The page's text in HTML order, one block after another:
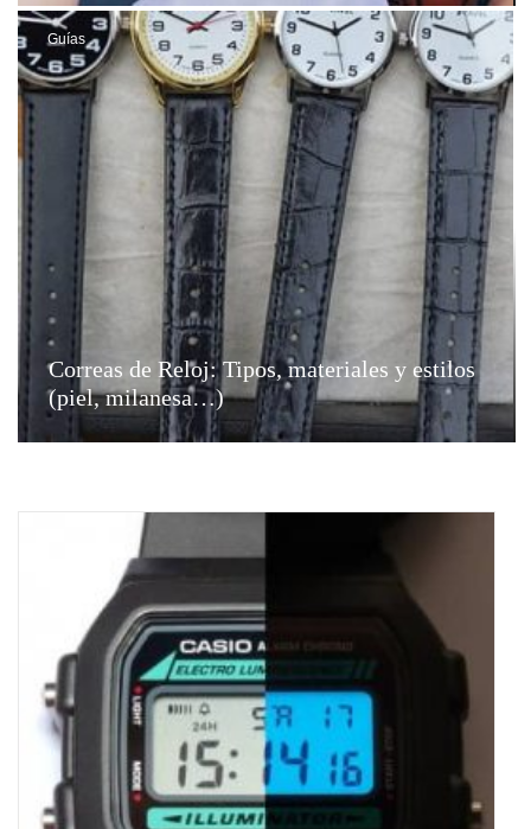
Guías
Correas de Reloj: Tipos, materiales y estilos
(piel, milanesa…)